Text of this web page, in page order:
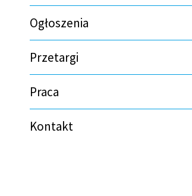
Ogłoszenia
Przetargi
Praca
Kontakt